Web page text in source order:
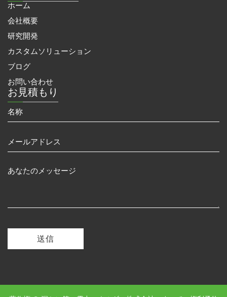
ホーム
会社概要
研究開発
カスタムソリューション
ブログ
お問い合わせ
お見積もり
送信